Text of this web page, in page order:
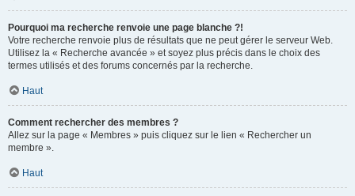
Pourquoi ma recherche renvoie une page blanche ?!
Votre recherche renvoie plus de résultats que ne peut gérer le serveur Web.
Utilisez la « Recherche avancée » et soyez plus précis dans le choix des
termes utilisés et des forums concernés par la recherche.
Haut
Comment rechercher des membres ?
Allez sur la page « Membres » puis cliquez sur le lien « Rechercher un
membre ».
Haut